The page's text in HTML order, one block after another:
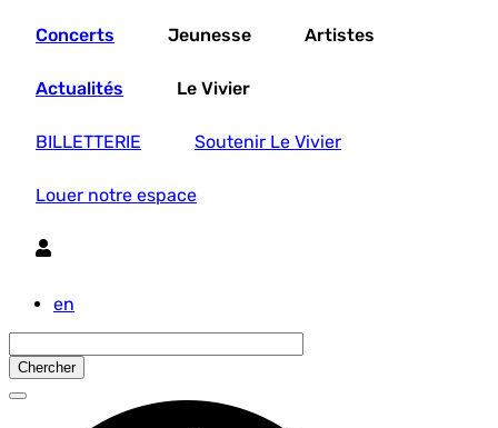
principal
Concerts Jeunesse Artistes
Actualités Le Vivier
BILLETTERIE Soutenir Le Vivier
Louer notre espace
en